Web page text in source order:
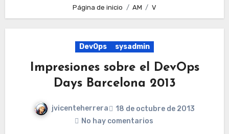
Página de inicio AM V
DevOps sysadmin
Impresiones sobre el DevOps
Days Barcelona 2013
jvicenteherrera
18 de octubre de 2013
No hay comentarios